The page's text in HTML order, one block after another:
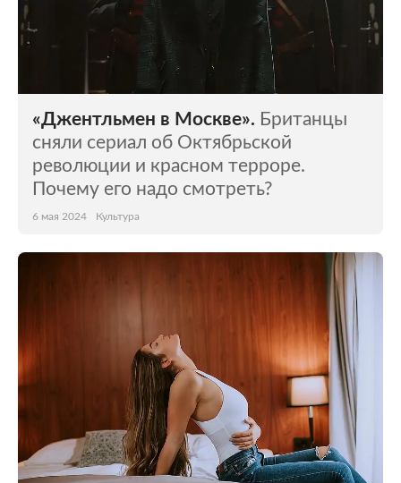
«Джентльмен в Москве». Британцы
сняли сериал об Октябрьской
революции и красном терроре.
Почему его надо смотреть?
6 мая 2024 Культура